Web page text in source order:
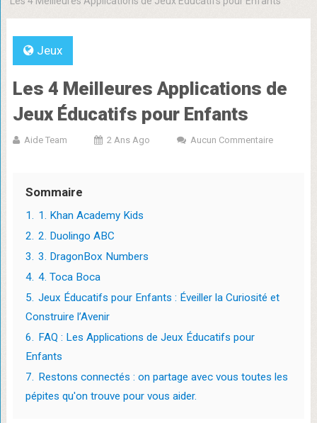
Jeux
Les 4 Meilleures Applications de
Jeux Éducatifs pour Enfants
Aide Team 2 Ans Ago Aucun Commentaire
Sommaire
1. 1. Khan Academy Kids
2. 2. Duolingo ABC
3. 3. DragonBox Numbers
4. 4. Toca Boca
5. Jeux Éducatifs pour Enfants : Éveiller la Curiosité et
Construire l’Avenir
6. FAQ : Les Applications de Jeux Éducatifs pour
Enfants
7. Restons connectés : on partage avec vous toutes les
pépites qu'on trouve pour vous aider.